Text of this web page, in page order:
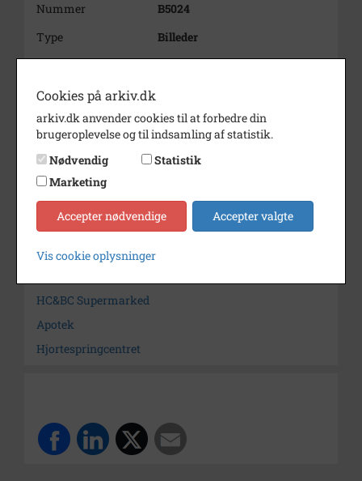
Nummer
B5024
Type
Billeder
Årstal
1978
Fotograf
Ukendt
Arkiv
Herlev Kommunes Lokalarkiv
Kontakt arkivet
Søg videre i Herlev Kommunes Lokalarkiv
HC&BC Supermarked
Apotek
Hjortespringcentret
Cookies på arkiv.dk
arkiv.dk anvender cookies til at forbedre din
brugeroplevelse og til indsamling af statistik.
Nødvendig
Statistik
Marketing
Accepter nødvendige Accepter valgte
Vis cookie oplysninger